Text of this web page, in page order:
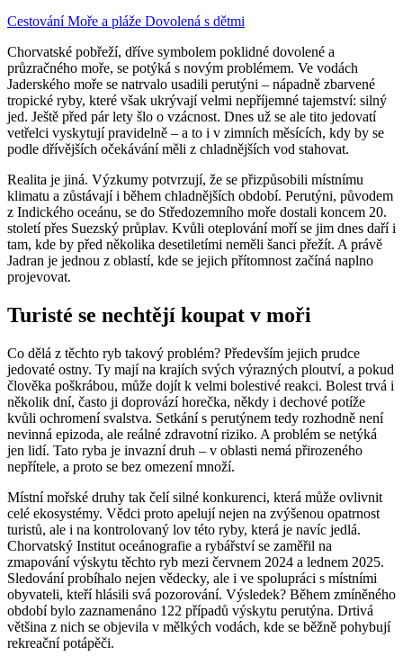
CestováníMoře a pláže Dovolená s dětmi
Chorvatské pobřeží, dříve symbolem poklidné dovolené a
průzračného moře, se potýká s novým problémem. Ve vodách
Jaderského moře se natrvalo usadili perutýni – nápadně zbarvené
tropické ryby, které však ukrývají velmi nepříjemné tajemství: silný
jed. Ještě před pár lety šlo o vzácnost. Dnes už se ale tito jedovatí
vetřelci vyskytují pravidelně – a to i v zimních měsících, kdy by se
podle dřívějších očekávání měli z chladnějších vod stahovat.
Realita je jiná. Výzkumy potvrzují, že se přizpůsobili místnímu
klimatu a zůstávají i během chladnějších období. Perutýni, původem
z Indického oceánu, se do Středozemního moře dostali koncem 20.
století přes Suezský průplav. Kvůli oteplování moří se jim dnes daří i
tam, kde by před několika desetiletími neměli šanci přežít. A právě
Jadran je jednou z oblastí, kde se jejich přítomnost začíná naplno
projevovat.
Turisté se nechtějí koupat v moři
Co dělá z těchto ryb takový problém? Především jejich prudce
jedovaté ostny. Ty mají na krajích svých výrazných ploutví, a pokud
člověka poškrábou, může dojít k velmi bolestivé reakci. Bolest trvá i
několik dní, často ji doprovází horečka, někdy i dechové potíže
kvůli ochromení svalstva. Setkání s perutýnem tedy rozhodně není
nevinná epizoda, ale reálné zdravotní riziko. A problém se netýká
jen lidí. Tato ryba je invazní druh – v oblasti nemá přirozeného
nepřítele, a proto se bez omezení množí.
Místní mořské druhy tak čelí silné konkurenci, která může ovlivnit
celé ekosystémy. Vědci proto apelují nejen na zvýšenou opatrnost
turistů, ale i na kontrolovaný lov této ryby, která je navíc jedlá.
Chorvatský Institut oceánografie a rybářství se zaměřil na
zmapování výskytu těchto ryb mezi červnem 2024 a lednem 2025.
Sledování probíhalo nejen vědecky, ale i ve spolupráci s místními
obyvateli, kteří hlásili svá pozorování. Výsledek? Během zmíněného
období bylo zaznamenáno 122 případů výskytu perutýna. Drtivá
většina z nich se objevila v mělkých vodách, kde se běžně pohybují
rekreační potápěči.